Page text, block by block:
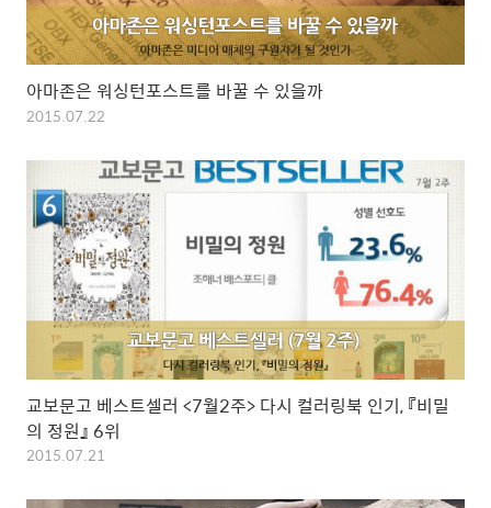
아마존은 워싱턴포스트를 바꿀 수 있을까
2015.07.22
교보문고 베스트셀러 <7월2주> 다시 컬러링북 인기, 『비밀
의 정원』 6위
2015.07.21